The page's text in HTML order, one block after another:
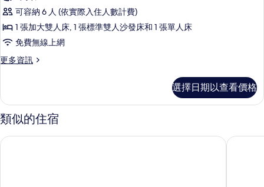
庭
客
房
(Large)
的
有
相
片
可容納 6 人 (依實際入住人數計費)
1 張加大雙人床, 1 張標準雙人沙發床和 1 張單人床
免費無線上網
更多資訊
更
客
房
(Large)
詳
選擇日期以查看價格
類似的住宿
羅馬 UNA 飯店 埃奎羅